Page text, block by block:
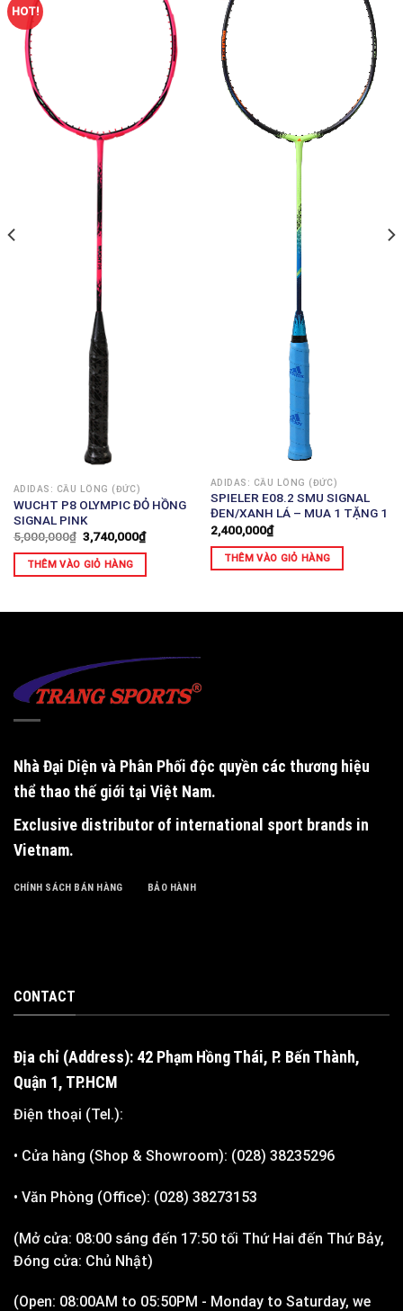
HOT!
ADIDAS: CẦU LÔNG (ĐỨC)
WUCHT P8 OLYMPIC ĐỎ HỒNG
SIGNAL PINK
5,000,000₫ 3,740,000₫
THÊM VÀO GIỎ HÀNG
ADIDAS: CẦU LÔNG (ĐỨC)
SPIELER E08.2 SMU SIGNAL
ĐEN/XANH LÁ – MUA 1 TẶNG 1
2,400,000₫
THÊM VÀO GIỎ HÀNG
Nhà Đại Diện và Phân Phối độc quyền các thương hiệu
thể thao thế giới tại Việt Nam.
Exclusive distributor of international sport brands in
Vietnam.
CHÍNH SÁCH BÁN HÀNG BẢO HÀNH
CONTACT
Địa chỉ (Address): 42 Phạm Hồng Thái, P. Bến Thành,
Quận 1, TP.HCM
Điện thoại (Tel.):
• Cửa hàng (Shop & Showroom): (028) 38235296
• Văn Phòng (Office): (028) 38273153
(Mở cửa: 08:00 sáng đến 17:50 tối Thứ Hai đến Thứ Bảy,
Đóng cửa: Chủ Nhật)
(Open: 08:00AM to 05:50PM - Monday to Saturday, we